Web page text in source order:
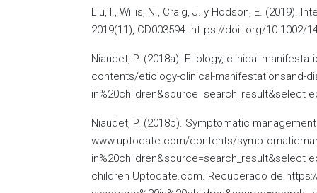
Liu, I., Willis, N., Craig, J. y Hodson, E.
2019(11), CD003594. https://doi. org/10.1002/
Niaudet, P. (2018a). Etiology, clinical
contents/etiology-clinical-manifestationsand-
in%20children&source=search_result&select
Niaudet, P. (2018b). Symptomatic
www.uptodate.com/contents/
in%20children&source=search_result&select
children Uptodate.com. Recuperado de